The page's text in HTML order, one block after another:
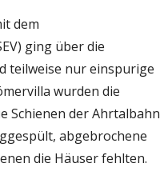
dem
ging über die
teilweise nur einspurige
wurden die
Schienen der Ahrtalbahn
abgebrochene
die Häuser fehlten.